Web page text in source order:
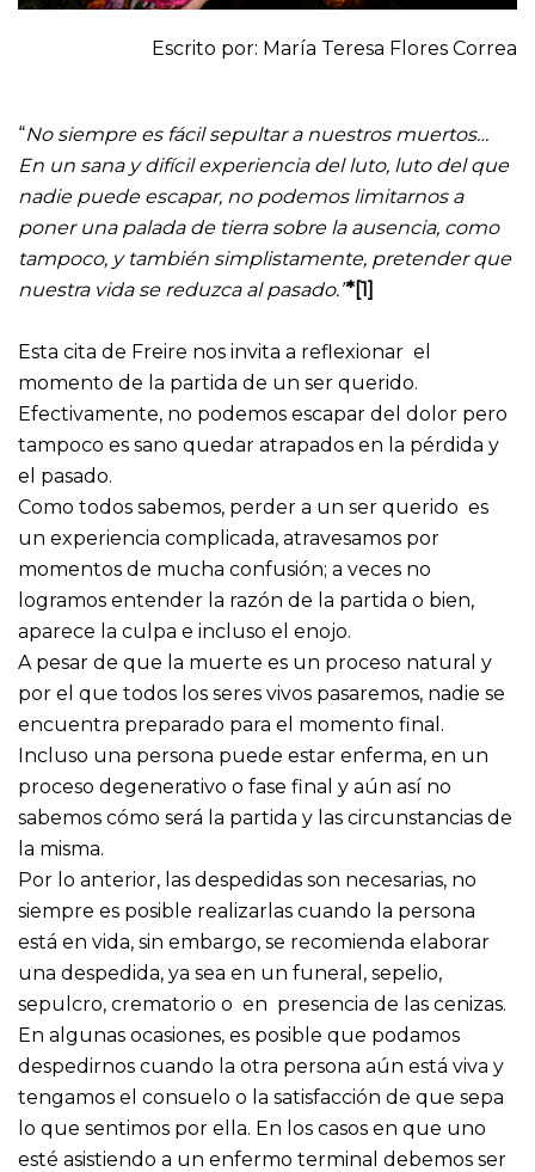
Escrito por: María Teresa Flores Correa
“No siempre es fácil sepultar a nuestros muertos…
En un sana y difícil experiencia del luto, luto del que
nadie puede escapar, no podemos limitarnos a
poner una palada de tierra sobre la ausencia, como
tampoco, y también simplistamente, pretender que
nuestra vida se reduzca al pasado.”*[1]
Esta cita de Freire nos invita a reflexionar el
momento de la partida de un ser querido.
Efectivamente, no podemos escapar del dolor pero
tampoco es sano quedar atrapados en la pérdida y
el pasado.
Como todos sabemos, perder a un ser querido es
un experiencia complicada, atravesamos por
momentos de mucha confusión; a veces no
logramos entender la razón de la partida o bien,
aparece la culpa e incluso el enojo.
A pesar de que la muerte es un proceso natural y
por el que todos los seres vivos pasaremos, nadie se
encuentra preparado para el momento final.
Incluso una persona puede estar enferma, en un
proceso degenerativo o fase final y aún así no
sabemos cómo será la partida y las circunstancias de
la misma.
Por lo anterior, las despedidas son necesarias, no
siempre es posible realizarlas cuando la persona
está en vida, sin embargo, se recomienda elaborar
una despedida, ya sea en un funeral, sepelio,
sepulcro, crematorio o en presencia de las cenizas.
En algunas ocasiones, es posible que podamos
despedirnos cuando la otra persona aún está viva y
tengamos el consuelo o la satisfacción de que sepa
lo que sentimos por ella. En los casos en que uno
esté asistiendo a un enfermo terminal debemos ser